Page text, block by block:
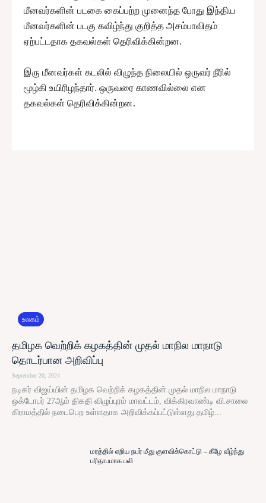
மீனவர்களின் படகை கைப்பற்ற முனைந்த போது இந்திய
மீனவர்களின் படகு கவிழ்ந்து குறித்த அசம்பாவிதம்
ஏற்பட்டதாக தகவல்கள் தெரிவிக்கின்றன.
இரு மீனவர்கள் கடலில் விழுந்த நிலையில் ஒருவர் நீரில்
மூழ்கி உயிரிழந்தார். ஒருவரை காணவில்லை என
தகவல்கள் தெரிவிக்கின்றன.
உலகம்
தமிழக வெற்றிக் கழகத்தின் முதல் மாநில மாநாடு
தொடர்பான அறிவிப்பு
September 20, 2024
நடிகர் விஜய்யின் தமிழக வெற்றிக் கழகத்தின் முதல் மாநில மாநாடு
ஒக்டோபர் 27ஆம் திகதி விழுப்புரம் மாவட்டம், விக்கிரவாண்டி வி.சாலை
கிராமத்தில் நடைபெற உள்ளதாக அறிவிக்கப்பட்டுள்ளது.தமிழ்...
மரத்தில் ஏறிய நபர் மீது குளவிக்கொட்டு – கீழே வீழ்ந்து
பரிதாபமாக பலி